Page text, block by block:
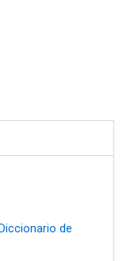
de